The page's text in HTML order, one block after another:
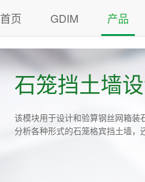
首页 GDIM 产品
石笼挡土墙
该模块用于设计和验算钢丝网箱
分析各种形式的石笼格宾挡土墙，